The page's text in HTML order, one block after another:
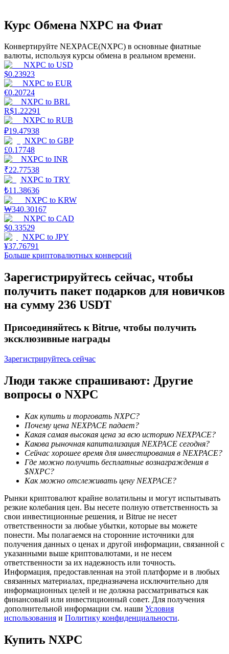
Силовая свинья
Получайте конкурентные награды ежедневно
Высокая прибыль и мгновенный доступ
Блокировки BTR
Эксклюзивные инвестиции для владельцев BTR
Кредиты
Курс Обмена NXPC на Фиат
Конвертируйте NEXPACE(NXPC) в основные фиатные
валюты, используя курсы обмена в реальном времени.
NXPC to USD
$0.23923
NXPC to EUR
€0.20724
NXPC to BRL
R$1.22291
NXPC to RUB
₽19.47938
NXPC to GBP
£0.17748
NXPC to INR
₹22.77538
NXPC to TRY
₺11.38636
NXPC to KRW
₩340.30167
NXPC to CAD
$0.33529
NXPC to JPY
¥37.76791
Больше криптовалютных конверсий
Зарегистрируйтесь сейчас, чтобы
получить пакет подарков для новичков
на сумму 236 USDT
Присоединяйтесь к Bitrue, чтобы получить
эксклюзивные награды
Зарегистрируйтесь сейчас
Люди также спрашивают: Другие
вопросы о NXPC
Как купить и торговать NXPC?
Почему цена NEXPACE падает?
Какая самая высокая цена за всю историю NEXPACE?
Какова рыночная капитализация NEXPACE сегодня?
Сейчас хорошее время для инвестирования в NEXPACE?
Где можно получить бесплатные вознаграждения в
$NXPC?
Как можно отслеживать цену NEXPACE?
Рынки криптовалют крайне волатильны и могут испытывать
резкие колебания цен. Вы несете полную ответственность за
свои инвестиционные решения, и Bitrue не несет
ответственности за любые убытки, которые вы можете
понести. Мы полагаемся на сторонние источники для
получения данных о ценах и другой информации, связанной с
указанными выше криптовалютами, и не несем
ответственности за их надежность или точность.
Информация, предоставленная на этой платформе и в любых
связанных материалах, предназначена исключительно для
информационных целей и не должна рассматриваться как
финансовый или инвестиционный совет. Для получения
дополнительной информации см. наши Условия
использования и Политику конфиденциальности.
Купить NXPC